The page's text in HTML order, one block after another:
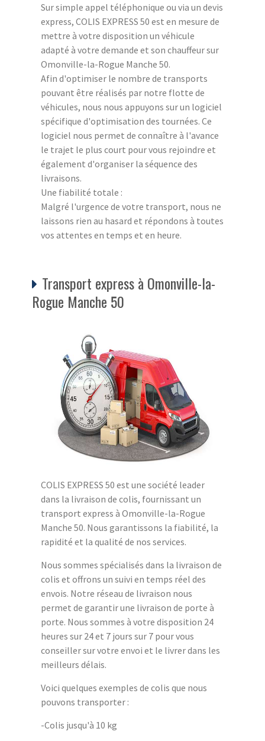
Sur simple appel téléphonique ou via un devis
express, COLIS EXPRESS 50 est en mesure de
mettre à votre disposition un véhicule
adapté à votre demande et son chauffeur sur
Omonville-la-Rogue Manche 50.
Afin d'optimiser le nombre de transports
pouvant être réalisés par notre flotte de
véhicules, nous nous appuyons sur un logiciel
spécifique d'optimisation des tournées. Ce
logiciel nous permet de connaître à l'avance
le trajet le plus court pour vous rejoindre et
également d'organiser la séquence des
livraisons.
Une fiabilité totale :
Malgré l'urgence de votre transport, nous ne
laissons rien au hasard et répondons à toutes
vos attentes en temps et en heure.
Transport express à Omonville-la-
Rogue Manche 50
COLIS EXPRESS 50 est une société leader
dans la livraison de colis, fournissant un
transport express à Omonville-la-Rogue
Manche 50. Nous garantissons la fiabilité, la
rapidité et la qualité de nos services.
Nous sommes spécialisés dans la livraison de
colis et offrons un suivi en temps réel des
envois. Notre réseau de livraison nous
permet de garantir une livraison de porte à
porte. Nous sommes à votre disposition 24
heures sur 24 et 7 jours sur 7 pour vous
conseiller sur votre envoi et le livrer dans les
meilleurs délais.
Voici quelques exemples de colis que nous
pouvons transporter :
-Colis jusqu'à 10 kg